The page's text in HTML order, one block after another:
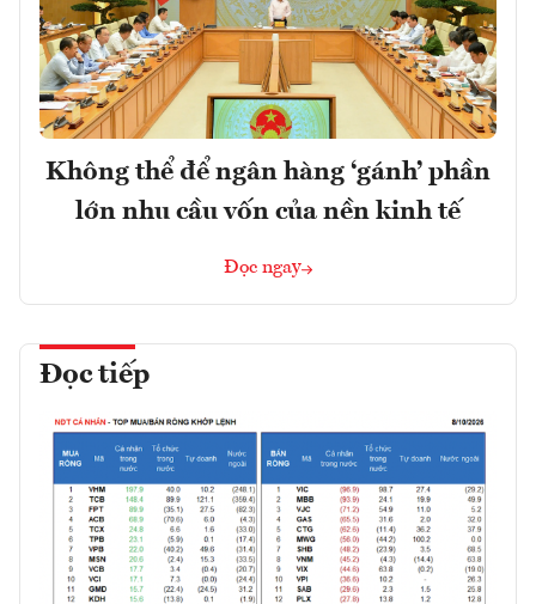
Không thể để ngân hàng ‘gánh’ phần
lớn nhu cầu vốn của nền kinh tế
Đọc ngay
Đọc tiếp